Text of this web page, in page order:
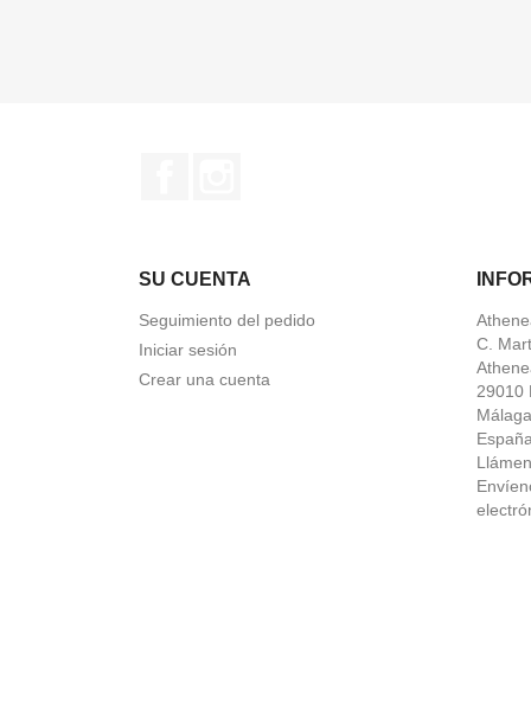
SU CUENTA
Seguimiento del pedido
Iniciar sesión
Crear una cuenta
C.
29010
Málaga